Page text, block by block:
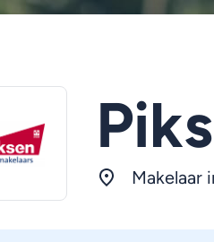
Makelaar